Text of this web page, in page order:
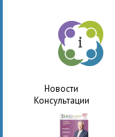
Новости
Консультации